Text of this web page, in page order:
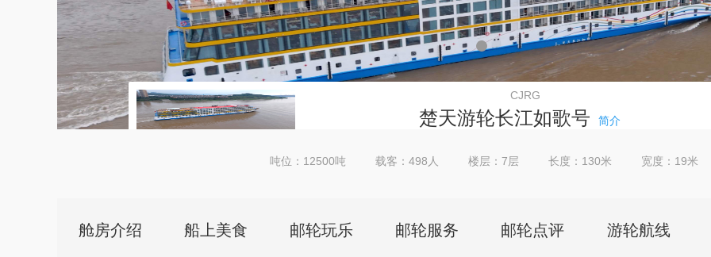
CJRG
楚天游轮长江如歌号 简介
吨位：12500吨 载客：498人 楼层：7层 长度：130米 宽度：19米
舱房介绍 船上美食 邮轮玩乐 邮轮服务 邮轮点评 游轮航线